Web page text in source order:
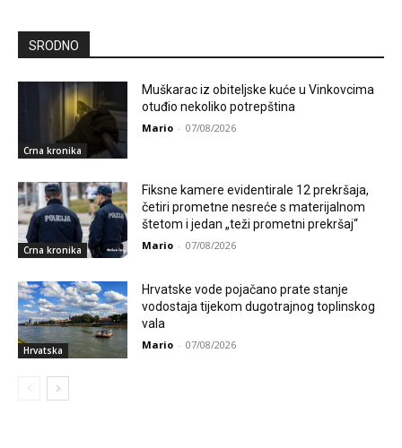
SRODNO
Crna kronika
Muškarac iz obiteljske kuće u Vinkovcima
otuđio nekoliko potrepština
Mario - 07/08/2026
Crna kronika
Fiksne kamere evidentirale 12 prekršaja,
četiri prometne nesreće s materijalnom
štetom i jedan „teži prometni prekršaj“
Mario - 07/08/2026
Hrvatska
Hrvatske vode pojačano prate stanje
vodostaja tijekom dugotrajnog toplinskog
vala
Mario - 07/08/2026